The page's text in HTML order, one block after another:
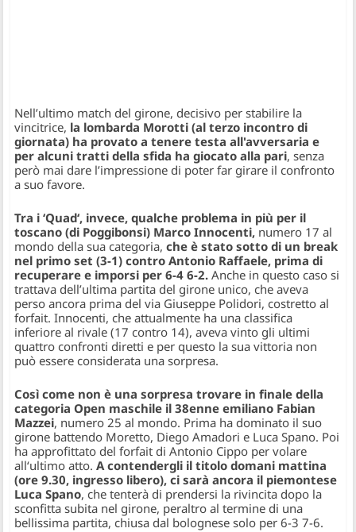
Nell’ultimo match del girone, decisivo per stabilire la
vincitrice, la lombarda Morotti (al terzo incontro di
giornata) ha provato a tenere testa all'avversaria e
per alcuni tratti della sfida ha giocato alla pari, senza
però mai dare l’impressione di poter far girare il confronto
a suo favore.
Tra i ‘Quad‘, invece, qualche problema in più per il
toscano (di Poggibonsi) Marco Innocenti, numero 17 al
mondo della sua categoria,che è stato sotto di un break
nel primo set (3-1) contro Antonio Raffaele, prima di
recuperare e imporsi per 6-4 6-2. Anche in questo caso si
trattava dell’ultima partita del girone unico, che aveva
perso ancora prima del via Giuseppe Polidori, costretto al
forfait. Innocenti, che attualmente ha una classifica
inferiore al rivale (17 contro 14), aveva vinto gli ultimi
quattro confronti diretti e per questo la sua vittoria non
può essere considerata una sorpresa.
Così come non è una sorpresa trovare in finale della
categoria Open maschile il 38enne emiliano Fabian
Mazzei, numero 25 al mondo. Prima ha dominato il suo
girone battendo Moretto, Diego Amadori e Luca Spano. Poi
ha approfittato del forfait di Antonio Cippo per volare
all‘ultimo atto.A contendergli il titolo domani mattina
(ore 9.30, ingresso libero), ci sarà ancora il piemontese
Luca Spano, che tenterà di prendersi la rivincita dopo la
sconfitta subita nel girone, peraltro al termine di una
bellissima partita, chiusa dal bolognese solo per 6-3 7-6.